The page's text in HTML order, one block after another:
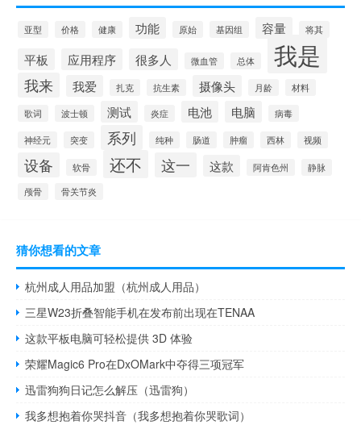
亚型 价格 健康 功能 原始 基因组 容量 将其
平板 应用程序 很多人 微血管 总体 我是
我来 我爱 扎克 抗生素 摄像头 月龄 材料
歌词 波士顿 测试 炎症 电池 电脑 病毒
神经元 突变 系列 纯种 肠道 肿瘤 西林 视频
设备 软骨 还不 这一 这款 阿肯色州
静脉
颅骨
骨关节炎
猜你想看的文章
杭州成人用品加盟（杭州成人用品）
三星W23折叠智能手机在发布前出现在TENAA
这款平板电脑可轻松提供 3D 体验
荣耀Magic6 Pro在DxOMark中夺得三项冠军
迅雷狗狗日记怎么解压（迅雷狗）
我多想抱着你哭抖音（我多想抱着你哭歌词）